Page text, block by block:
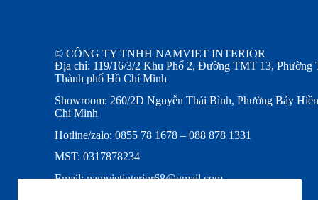
© CÔNG TY TNHH NAMVIET INTERIOR
Địa chỉ: 119/16/3/2 Khu Phố 2, Đường TMT 13, Phường
Thành phố Hồ Chí Minh
Showroom: 260/2D Nguyễn Thái Bình, Phường Bảy
Chí Minh
Hotline/zalo: 0855 78 1678 – 088 878 1331
MST: 0317878234
Email: namvietinterior68@gmail.com